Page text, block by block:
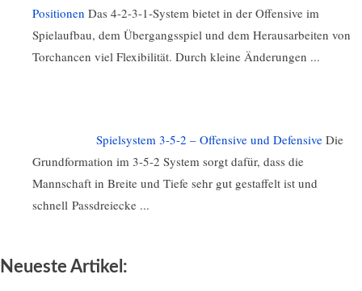
Positionen Das 4-2-3-1-System bietet in der Offensive im
Spielaufbau, dem Übergangsspiel und dem Herausarbeiten von
Torchancen viel Flexibilität. Durch kleine Änderungen ...
Spielsystem 3-5-2 – Offensive und Defensive Die
Grundformation im 3-5-2 System sorgt dafür, dass die
Mannschaft in Breite und Tiefe sehr gut gestaffelt ist und
schnell Passdreiecke ...
Neueste Artikel: